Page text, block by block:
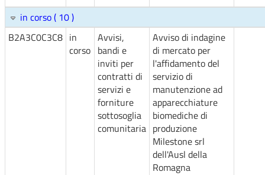
in corso ( 10 )
B2A3C0C3C8 in
corso
Avvisi,
bandi e
inviti per
contratti di
servizi e
forniture
sottosoglia
comunitaria
Avviso di indagine
di mercato per
l'affidamento del
servizio di
manutenzione ad
apparecchiature
biomediche di
produzione
Milestone srl
dell'Ausl della
Romagna